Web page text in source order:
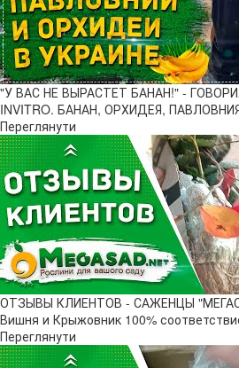
"У ВАС НЕ ВЫРАСТЕТ БАНАН!" -
INVITRO. БАНАН, ОРХИДЕЯ,
Переглянути
ОТЗЫВЫ КЛИЕНТОВ - САЖЕНЦЫ
Вишня и Крыжовник 100%
Переглянути